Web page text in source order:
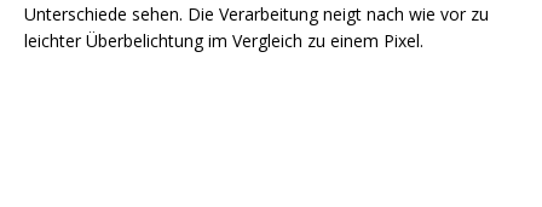
Unterschiede sehen. Die Verarbeitung neigt nach wie vor zu
leichter Überbelichtung im Vergleich zu einem Pixel.